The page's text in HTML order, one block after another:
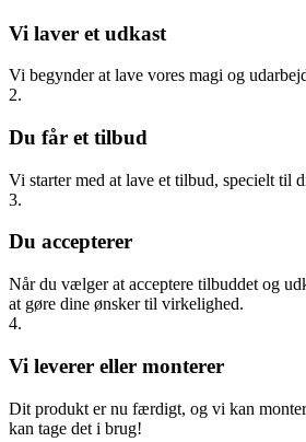
Vi laver et udkast
Vi begynder at lave vores magi og
2.
Du får et tilbud
Vi starter med at lave et tilbud, specielt til
3.
Du accepterer
Når du vælger at acceptere tilbuddet og
at gøre dine ønsker til virkelighed.
4.
Vi leverer eller monterer
Dit produkt er nu færdigt, og vi kan
kan tage det i brug!